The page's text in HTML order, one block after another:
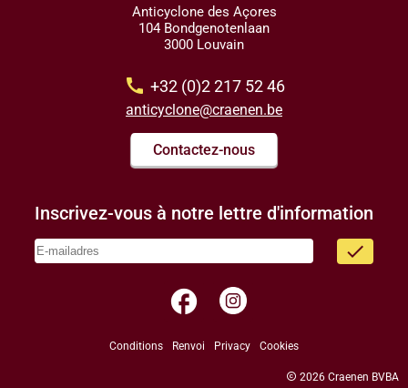
Anticyclone des Açores
104 Bondgenotenlaan
3000 Louvain
call +32 (0)2 217 52 46
anticyclone@craenen.be
Contactez-nous
Inscrivez-vous à notre lettre d'information
done
facebook
Conditions Renvoi Privacy Cookies
copyright 2026 Craenen BVBA